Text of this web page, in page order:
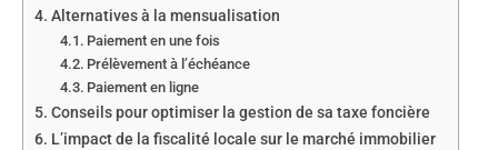
Alternatives à la mensualisation
Paiement en une fois
Prélèvement à l’échéance
Paiement en ligne
Conseils pour optimiser la gestion de sa taxe foncière
L’impact de la fiscalité locale sur le marché immobilier